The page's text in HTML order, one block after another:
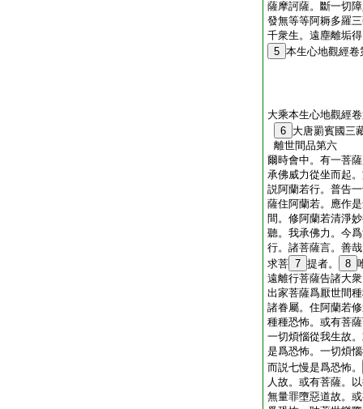
薩摩訶薩。斷一切
發無等等阿耨多羅
千衆生。遠塵離垢
5 本生心地觀經卷
大乘本生心地觀經
6 大唐罽賓國三
離世間品第六
爾時會中。有一菩
承佛威力從坐而起
説阿蘭若行。普告
薩住阿蘭若。應作
間。修阿蘭若清淨
聽。我承佛力。今
行。諸菩薩言。善
求菩 7 提者。 8
遠離行菩薩告諸大
出家菩薩爲厭世間
諸眷屬。住阿蘭若
種種恐怖。或有菩
一切煩惱從我生故
是爲恐怖。一切煩
而説七慢是爲恐怖。
人故。或有菩薩。
無量罪墮惡道故。